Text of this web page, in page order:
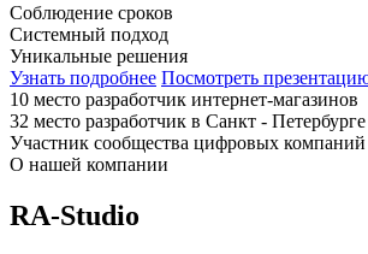
Соблюдение сроков
Системный подход
Уникальные решения
Узнать подробнее Посмотреть
10 место разработчик интернет-магазинов
32 место разработчик в Санкт - Петербурге
Участник сообщества цифровых компаний
О нашей компании
RA-Studio